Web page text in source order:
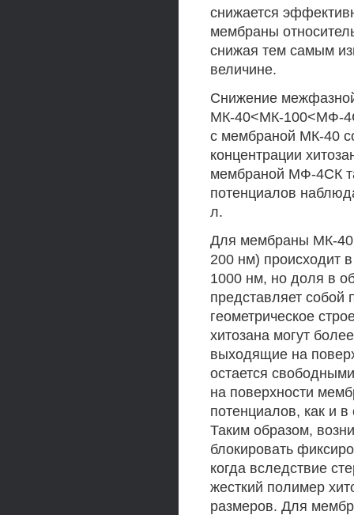
снижается
мембраны
снижая тем самым
величине.
Снижение
МК-40<МК-100<МФ-
с мембраной МК-40
концентрации
мембраной МФ-4СК
потенциалов
л.
Для мембраны МК-40
200 нм) происходит
1000 нм, но доля в
представляет собой
геометрическое
хитозана могут
выходящие на
остается
на поверхности
потенциалов, как и
Таким образом,
блокировать
когда вследствие
жесткий полимер
размеров. Для